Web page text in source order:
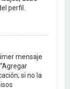
perfil.
mensaje
si no la